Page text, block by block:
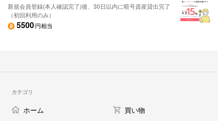
新規会員登録(本人確認完了)後、30日以内に暗号資産貸出完了
（初回利用のみ）
5500円相当
カテゴリ
ホーム 買い物